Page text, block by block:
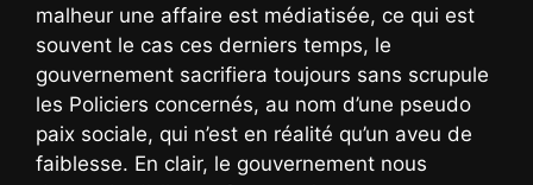
malheur une affaire est médiatisée, ce qui est
souvent le cas ces derniers temps, le
gouvernement sacrifiera toujours sans scrupule
les Policiers concernés, au nom d’une pseudo
paix sociale, qui n’est en réalité qu’un aveu de
faiblesse. En clair, le gouvernement nous